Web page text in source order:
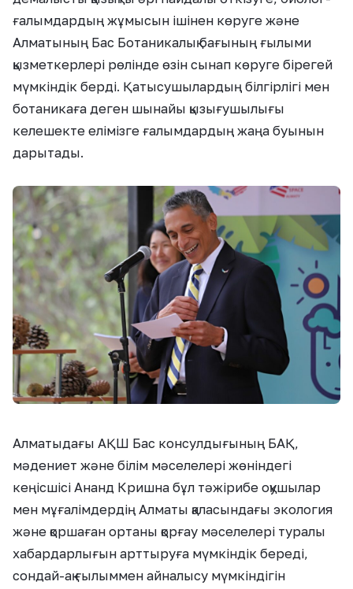
ғалымдардың жұмысын ішінен көруге және
Алматының Бас Ботаникалық бағының ғылыми
қызметкерлері рөлінде өзін сынап көруге бірегей
мүмкіндік берді. Қатысушылардың білгірлігі мен
ботаникаға деген шынайы қызығушылығы
келешекте елімізге ғалымдардың жаңа буынын
дарытады.
Алматыдағы АҚШ Бас консулдығының БАҚ,
мәдениет және білім мәселелері жөніндегі
кеңісшісі Ананд Кришна бұл тәжірибе оқушылар
мен мұғалімдердің Алматы қаласындағы экология
және қоршаған ортаны қорғау мәселелері туралы
хабардарлығын арттыруға мүмкіндік береді,
сондай-ақ ғылыммен айналысу мүмкіндігін